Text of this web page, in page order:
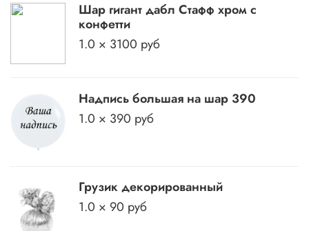
Шар гигант дабл Стафф хром с
конфетти
1.0 × 3100 руб
Надпись большая на шар 390
1.0 × 390 руб
Грузик декорированный
1.0 × 90 руб